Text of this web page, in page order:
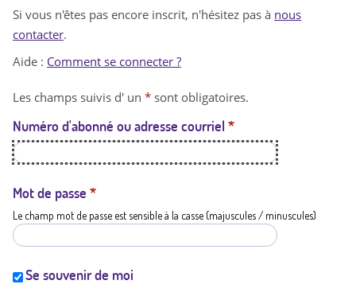
n
t
a
t
i
Si vous n'êtes pas encore inscrit, n'hésitez pas à nous
contacter.
Aide : Comment se connecter ?
Les champs suivis d' un * sont obligatoires.
Numéro d'abonné ou adresse courriel *
Mot de passe *
Le champ mot de passe est sensible à la casse (majuscules / minuscules)
Se souvenir de moi